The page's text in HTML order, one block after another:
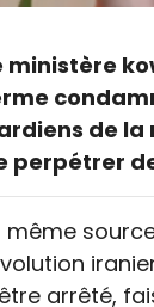
ministère
de la
perpétrer
même
arrêté,